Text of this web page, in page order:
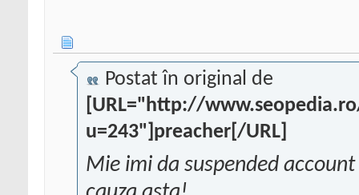
Postat în original de
[URL="http://
u=243"]preacher[/URL]
Mie imi da suspended